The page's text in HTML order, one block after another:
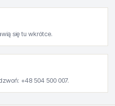
się tu wkrótce.
+48 504 500 007.